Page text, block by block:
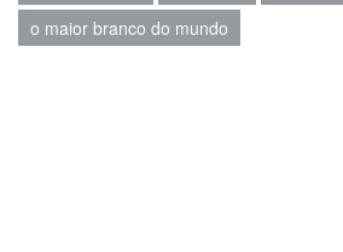
o maior branco do mundo